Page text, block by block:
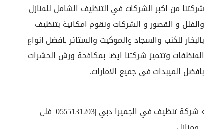
شركتنا من اكبر الشركات في التنظيف الشامل للمنازل
والفلل و القصور و الشركات ونقوم امكانية بتنظيف
بالبخار للكنب والسجاد والموكيت والستائر بافضل انواع
المنظفات وتتميز شركتنا ايضا بمكافحة ورش الحشرات
بافضل الميبدات في جميع الامارات.
شركة تنظيف في الجميرا دبي |0555131203| فلل